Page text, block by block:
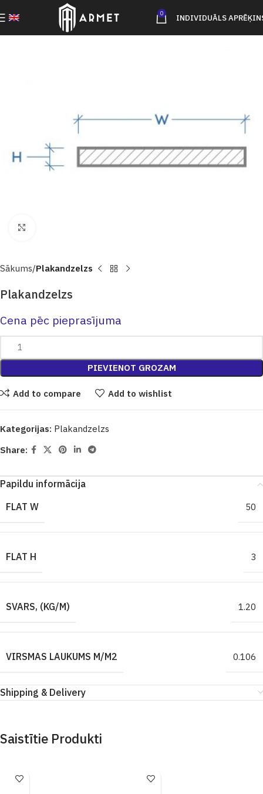
0 INDIVIDUĀLS
Sākums Plakandzelzs
Plakandzelzs
Cena pēc pieprasījuma
PIEVIENOT GROZAM
Add to compare Add to wishlist
Kategorijas: Plakandzelzs
Share:
Papildu informācija
FLAT W
50
FLAT H 3
SVARS, (KG/M) 1.20
VIRSMAS LAUKUMS M/M2 0.106
Shipping & Delivery
Saistītie Produkti